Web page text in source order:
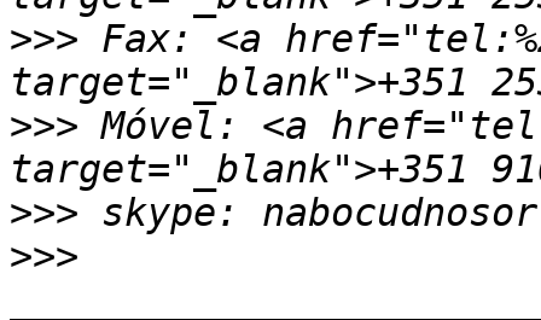
>>> Fax: <a
>>> Móvel: <a
>>>
>>>